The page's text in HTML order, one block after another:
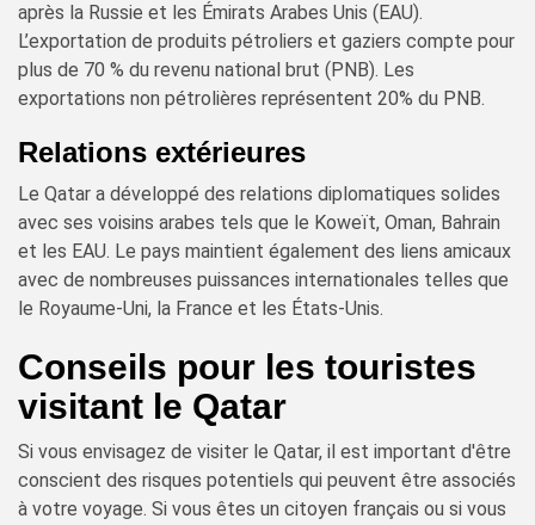
après la Russie et les Émirats Arabes Unis (EAU).
L’exportation de produits pétroliers et gaziers compte pour
plus de 70 % du revenu national brut (PNB). Les
exportations non pétrolières représentent 20% du PNB.
Relations extérieures
Le Qatar a développé des relations diplomatiques solides
avec ses voisins arabes tels que le Koweït, Oman, Bahrain
et les EAU. Le pays maintient également des liens amicaux
avec de nombreuses puissances internationales telles que
le Royaume-Uni, la France et les États-Unis.
Conseils pour les touristes
visitant le Qatar
Si vous envisagez de visiter le Qatar, il est important d'être
conscient des risques potentiels qui peuvent être associés
à votre voyage. Si vous êtes un citoyen français ou si vous